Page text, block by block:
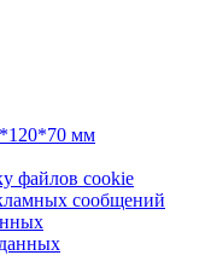
мм
файлов cookie
сообщений